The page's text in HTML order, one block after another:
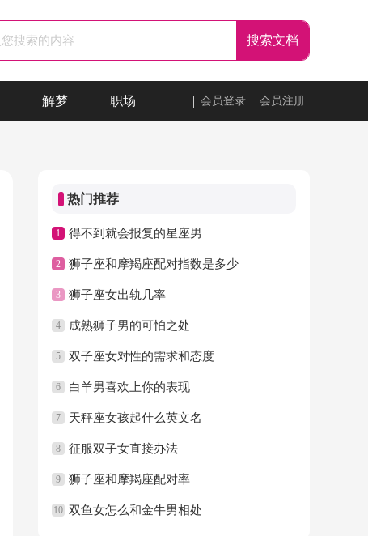
解梦 职场 会员登录 会员注册
热门推荐
1 得不到就会报复的星座男
2 狮子座和摩羯座配对指数是多少
3 狮子座女出轨几率
4 成熟狮子男的可怕之处
5 双子座女对性的需求和态度
6 白羊男喜欢上你的表现
7 天秤座女孩起什么英文名
8 征服双子女直接办法
9 狮子座和摩羯座配对率
10 双鱼女怎么和金牛男相处